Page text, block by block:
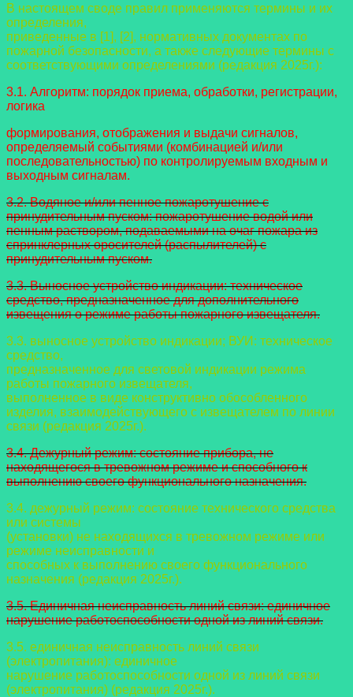
В настоящем своде правил применяются термины и их
определения,
приведенные в [1], [2], нормативных документах по
пожарной безопасности, а также следующие термины с
соответствующими определениями (редакция 2025г.):
3.1. Алгоритм: порядок приема, обработки, регистрации,
логика
формирования, отображения и выдачи сигналов,
определяемый событиями (комбинацией и/или
последовательностью) по контролируемым входным и
выходным сигналам.
3.2. Водяное и/или пенное пожаротушение с
принудительным пуском: пожаротушение водой или
пенным раствором, подаваемыми на очаг пожара из
спринклерных оросителей (распылителей) с
принудительным пуском.
3.3. Выносное устройство индикации: техническое
средство,предназначенное для дополнительного
извещения о режиме работы пожарного извещателя.
3.3. выносное устройство индикации; ВУИ: техническое
средство,
предназначенное для световой индикации режима
работы пожарного извещателя,
выполненное в виде конструктивно обособленного
изделия, взаимодействующего с извещателем по линии
связи (редакция 2025г.).
3.4. Дежурный режим: состояние прибора, не
находящегося в тревожном режиме и способного к
выполнению своего функционального назначения.
3.4. дежурный режим: состояние технического средства
или системы
(установки) не находящихся в тревожном режиме или
режиме неисправности и
способных к выполнению своего функционального
назначения (редакция 2025г.).
3.5. Единичная неисправность линий связи: единичное
нарушениеработоспособности одной из линий связи.
3.5. единичная неисправность линий связи
(электропитания): единичное
нарушение работоспособности одной из линий связи
(электропитания) (редакция 2025г.).